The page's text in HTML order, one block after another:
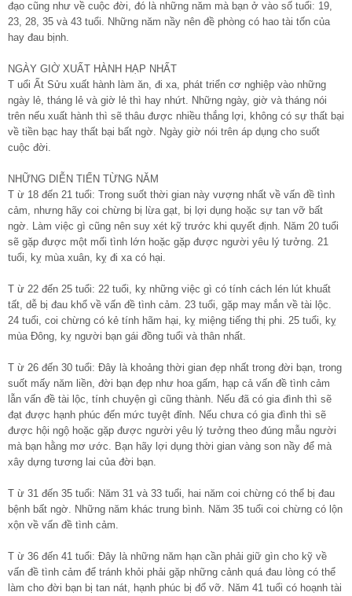
đạo cũng như về cuộc đời, đó là những năm mà bạn ở vào số tuổi: 19,
23, 28, 35 và 43 tuổi. Những năm nầy nên đề phòng có hao tài tốn của
hay đau bịnh.
NGÀY GIỜ XUẤT HÀNH HẠP NHẤT
T uổi Ất Sửu xuất hành làm ăn, đi xa, phát triển cơ nghiệp vào những
ngày lẻ, tháng lẻ và giờ lẻ thì hay nhứt. Những ngày, giờ và tháng nói
trên nếu xuất hành thì sẽ thâu được nhiều thắng lợi, không có sự thất bại
về tiền bạc hay thất bại bất ngờ. Ngày giờ nói trên áp dụng cho suốt
cuộc đời.
NHỮNG DIỄN TIẾN TỪNG NĂM
T ừ 18 đến 21 tuổi: Trong suốt thời gian này vượng nhất về vấn đề tình
cảm, nhưng hãy coi chừng bị lừa gạt, bị lợi dụng hoặc sự tan vỡ bất
ngờ. Làm việc gì cũng nên suy xét kỹ trước khi quyết định. Năm 20 tuổi
sẽ gặp được một mối tình lớn hoặc gặp được người yêu lý tưởng. 21
tuổi, kỵ mùa xuân, kỵ đi xa có hại.
T ừ 22 đến 25 tuổi: 22 tuổi, kỵ những việc gì có tính cách lén lút khuất
tất, dễ bị đau khổ về vấn đề tình cảm. 23 tuổi, gặp may mắn về tài lộc.
24 tuổi, coi chừng có kẻ tính hãm hại, kỵ miệng tiếng thị phi. 25 tuổi, kỵ
mùa Đông, kỵ người bạn gái đồng tuổi và thân nhất.
T ừ 26 đến 30 tuổi: Đây là khoảng thời gian đẹp nhất trong đời bạn, trong
suốt mấy năm liền, đời bạn đẹp như hoa gấm, hạp cả vấn đề tình cảm
lẫn vấn đề tài lộc, tính chuyện gì cũng thành. Nếu đã có gia đình thì sẽ
đạt được hạnh phúc đến mức tuyệt đỉnh. Nếu chưa có gia đình thì sẽ
được hội ngộ hoặc gặp được người yêu lý tưởng theo đúng mẫu người
mà bạn hằng mơ ước. Bạn hãy lợi dụng thời gian vàng son nầy để mà
xây dựng tương lai của đời bạn.
T ừ 31 đến 35 tuổi: Năm 31 và 33 tuổi, hai năm coi chừng có thể bị đau
bệnh bất ngờ. Những năm khác trung bình. Năm 35 tuổi coi chừng có lộn
xộn về vấn đề tình cảm.
T ừ 36 đến 41 tuổi: Đây là những năm hạn cần phải giữ gìn cho kỹ về
vấn đề tình cảm để tránh khỏi phải gặp những cảnh quá đau lòng có thể
làm cho đời bạn bị tan nát, hạnh phúc bị đổ vỡ. Năm 41 tuổi có hoạnh tài